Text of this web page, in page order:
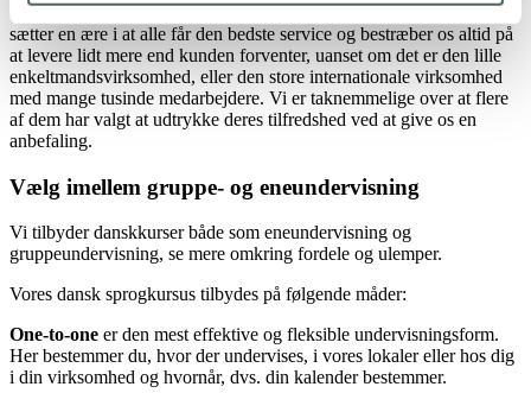
erhvervsfolk fra både store og små virksomheder på danskkurser. Vi
sætter en ære i at alle får den bedste service og bestræber os altid på
at levere lidt mere end kunden forventer, uanset om det er den lille
enkeltmandsvirksomhed, eller den store internationale virksomhed
med mange tusinde medarbejdere. Vi er taknemmelige over at flere
af dem har valgt at udtrykke deres tilfredshed ved at give os en
anbefaling.
Vælg imellem gruppe- og eneundervisning
Vi tilbyder danskkurser både som eneundervisning og
gruppeundervisning, se mere omkring fordele og ulemper.
Vores dansk sprogkursus tilbydes på følgende måder:
One-to-one er den mest effektive og fleksible undervisningsform.
Her bestemmer du, hvor der undervises, i vores lokaler eller hos dig
i din virksomhed og hvornår, dvs. din kalender bestemmer.